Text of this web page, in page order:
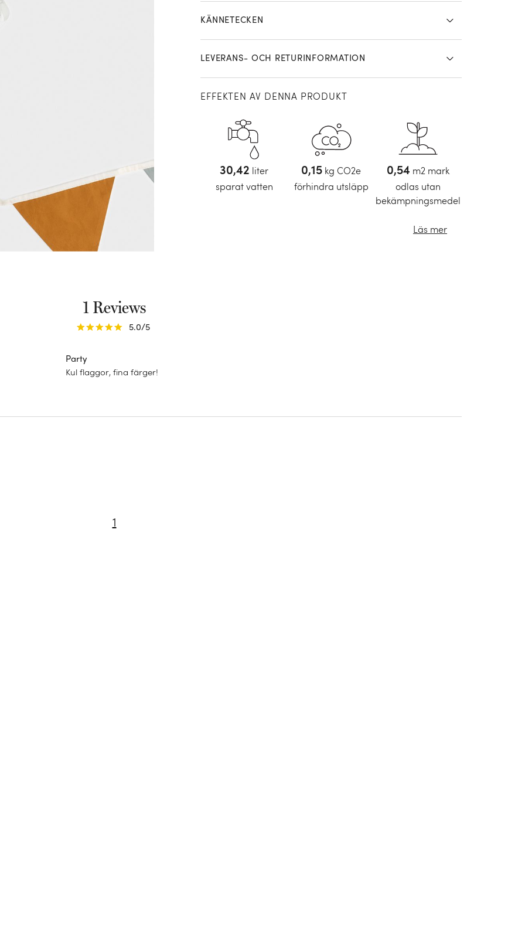
KÄNNETECKEN
LEVERANS- OCH RETURINFORMATION
EFFEKTEN AV DENNA PRODUKT
30,42 liter
sparat vatten
0,15 kg CO2e
förhindra utsläpp
0,54 m2 mark
odlas utan
bekämpningsmedel
Läs mer
1 Reviews
5.0/5
Party
Kul flaggor, fina färger!
1